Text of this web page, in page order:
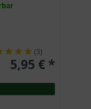
(3)
5,95 € *